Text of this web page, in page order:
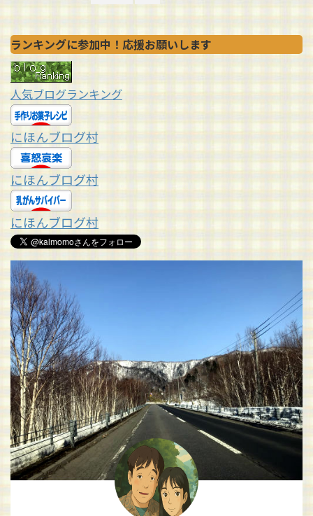
ランキングに参加中！応援お願いします
人気ブログランキング
にほんブログ村
にほんブログ村
にほんブログ村